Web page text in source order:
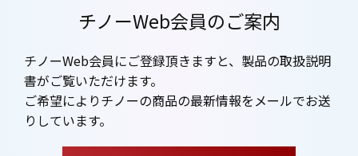
チノーWeb会員のご案内
チノーWeb会員にご登録頂きますと、製品の取扱説明
書がご覧いただけます。
ご希望によりチノーの商品の最新情報をメールでお送
りしています。